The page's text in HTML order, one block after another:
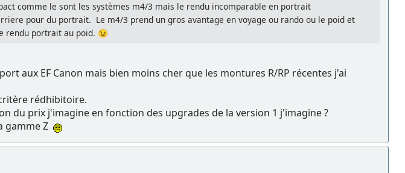
comme le sont les systèmes m4/3 mais le rendu incomparable en portrait
pour du portrait. Le m4/3 prend un gros avantage en voyage ou rando ou le poid et
rendu portrait au poid. 😉
aux EF Canon mais bien moins cher que les montures R/RP récentes j'ai
rédhibitoire.
du prix j'imagine en fonction des upgrades de la version 1 j'imagine ?
gamme Z